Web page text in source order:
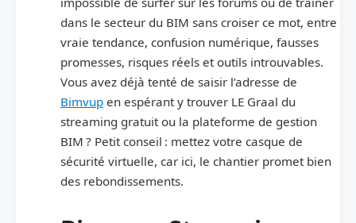
dans le secteur du BIM sans croiser ce mot, entre
vraie tendance, confusion numérique, fausses
promesses, risques réels et outils introuvables.
Vous avez déjà tenté de saisir l’adresse de
Bimvup en espérant y trouver LE Graal du
streaming gratuit ou la plateforme de gestion
BIM ? Petit conseil : mettez votre casque de
sécurité virtuelle, car ici, le chantier promet bien
des rebondissements.